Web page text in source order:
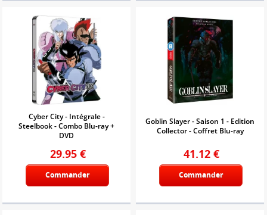
Cyber City - Intégrale -
Steelbook - Combo Blu-ray +
DVD
29.95 €
Commander
Goblin Slayer - Saison 1 - Edition
Collector - Coffret Blu-ray
41.12 €
Commander